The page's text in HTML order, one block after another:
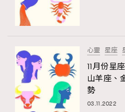
心靈 星座
11月份星
山羊座、
勢
03.11.2022